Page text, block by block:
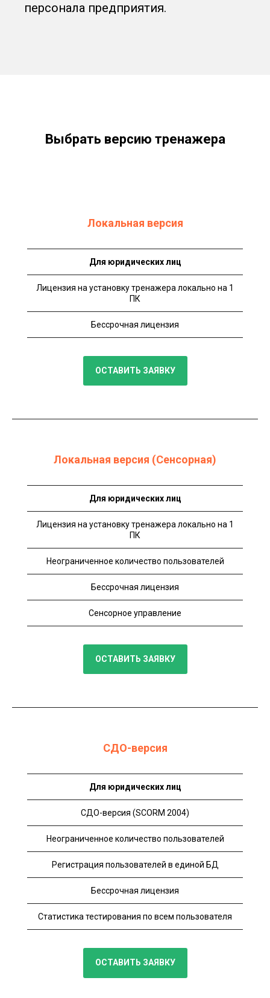
персонала предприятия.
Выбрать версию тренажера
Локальная версия
Для юридических лиц
Лицензия на установку тренажера локально на 1
ПК
Бессрочная лицензия
ОСТАВИТЬ ЗАЯВКУ
Локальная версия (Сенсорная)
Для юридических лиц
Лицензия на установку тренажера локально на 1
ПК
Неограниченное количество пользователей
Бессрочная лицензия
Сенсорное управление
ОСТАВИТЬ ЗАЯВКУ
СДО-версия
Для юридических лиц
СДО-версия (SCORM 2004)
Неограниченное количество пользователей
Регистрация пользователей в единой БД
Бессрочная лицензия
Статистика тестирования по всем пользователя
ОСТАВИТЬ ЗАЯВКУ